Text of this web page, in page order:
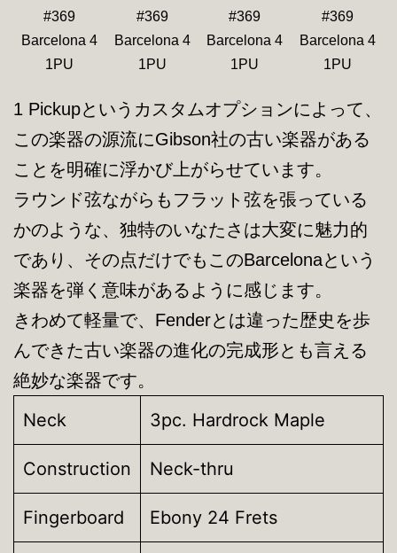
#369
Barcelona 4
1PU
#369
Barcelona 4
1PU
#369
Barcelona 4
1PU
#369
Barcelona 4
1PU
1 Pickupというカスタムオプションによって、
この楽器の源流にGibson社の古い楽器がある
ことを明確に浮かび上がらせています。
ラウンド弦ながらもフラット弦を張っている
かのような、独特のいなたさは大変に魅力的
であり、その点だけでもこのBarcelonaという
楽器を弾く意味があるように感じます。
きわめて軽量で、Fenderとは違った歴史を歩
んできた古い楽器の進化の完成形とも言える
絶妙な楽器です。
Neck 3pc. Hardrock Maple
Construction Neck-thru
Fingerboard Ebony 24 Frets